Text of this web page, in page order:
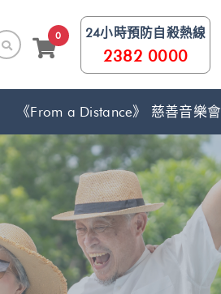
0 24小時預防自殺熱線
2382 0000
《From a Distance》 慈善音樂會